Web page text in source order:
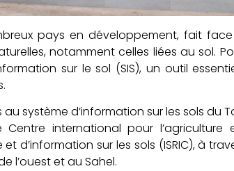
pays en développement, fait
notamment celles liées au sol.
sur le sol (SIS), un outil
système d’information sur les sols du
international pour l’agriculture
d’information sur les sols (ISRIC), à
l’ouest et au Sahel.